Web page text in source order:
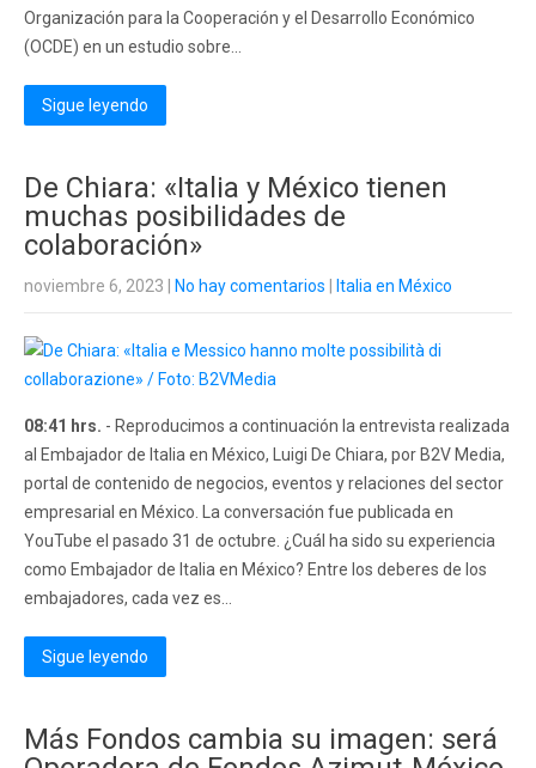
Organización para la Cooperación y el Desarrollo Económico
(OCDE) en un estudio sobre...
Sigue leyendo
De Chiara: «Italia y México tienen
muchas posibilidades de
colaboración»
noviembre 6, 2023 No hay comentarios Italia en México
08:41 hrs. - Reproducimos a continuación la entrevista realizada
al Embajador de Italia en México, Luigi De Chiara, por B2V Media,
portal de contenido de negocios, eventos y relaciones del sector
empresarial en México. La conversación fue publicada en
YouTube el pasado 31 de octubre. ¿Cuál ha sido su experiencia
como Embajador de Italia en México? Entre los deberes de los
embajadores, cada vez es...
Sigue leyendo
Más Fondos cambia su imagen: será